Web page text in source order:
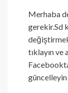
Merhaba
gerekir.Sd
tıklayın ve
güncelleyin